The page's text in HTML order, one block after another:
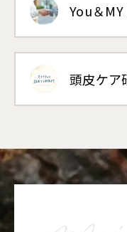
You＆MY
頭皮ケア